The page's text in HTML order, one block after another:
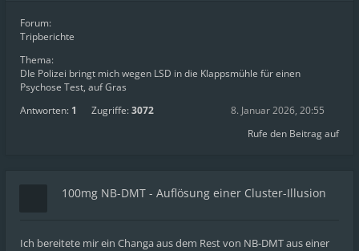
Forum:
Tripberichte
Thema:
DIe Polizei bringt mich wegen LSD in die Klappsmühle für einen
Psychose Test, auf Gras
Antworten: 1 Zugriffe:3072
8. Januar 2026, 20:55
Rufe den Beitrag auf
100mg NB-DMT - Auflösung einer Cluster-Illusion
Ich bereitete mir ein Changa aus dem Rest von NB-DMT aus einer